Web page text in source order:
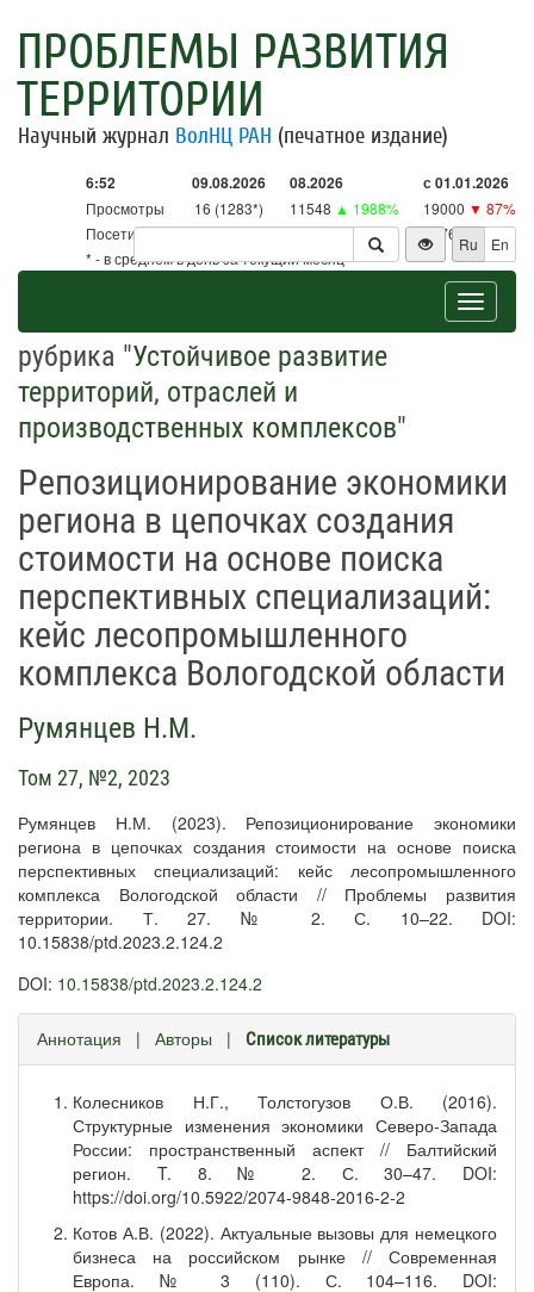
ПРОБЛЕМЫ РАЗВИТИЯ
ТЕРРИТОРИИ
Научный журнал ВолНЦ РАН (печатное издание)
6:52 09.08.2026 08.2026 с 01.01.2026
Просмотры 16 (1283*) 11548 ▲ 1988% 19000 ▼ 87%
Посетители
16 (1259*) 11332▲ 2657% 18761▼ 86%
* - в среднем в день за текущий месяц
Ru En
Toggle
рубрика "Устойчивое развитие
территорий, отраслей и
производственных комплексов"
Репозиционирование экономики
региона в цепочках создания
стоимости на основе поиска
перспективных специализаций:
кейс лесопромышленного
комплекса Вологодской области
Румянцев Н.М.
Том 27, №2, 2023
Румянцев Н.М. (2023). Репозиционирование экономики
региона в цепочках создания стоимости на основе поиска
перспективных специализаций: кейс лесопромышленного
комплекса Вологодской области // Проблемы развития
территории. Т. 27. № 2. С. 10–22. DOI:
10.15838/ptd.2023.2.124.2
DOI: 10.15838/ptd.2023.2.124.2
Аннотация | Авторы | Список литературы
Колесников Н.Г., Толстогузов О.В. (2016).
Структурные изменения экономики Северо-Запада
России: пространственный аспект // Балтийский
регион. T. 8. № 2. С. 30–47. DOI:
https://doi.org/10.5922/2074-9848-2016-2-2
Котов А.В. (2022). Актуальные вызовы для немецкого
бизнеса на российском рынке // Современная
Европа. № 3 (110). С. 104–116. DOI: